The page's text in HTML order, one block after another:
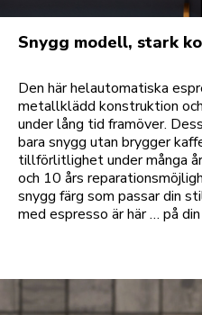
Snygg modell, stark
Den här helautomatiska
metallklädd konstruktion
under lång tid framöver.
bara snygg utan brygger
tillförlitlighet under många
och 10 års
snygg färg som passar din
med espresso är här … på